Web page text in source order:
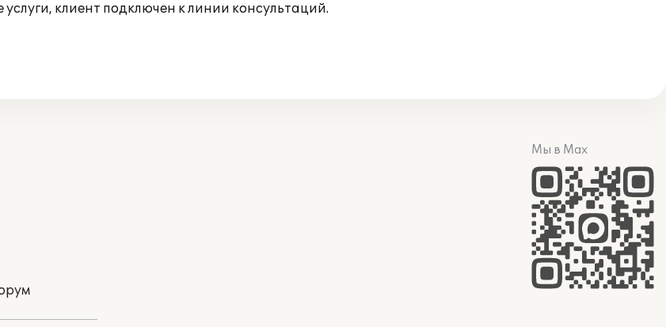
клиент подключен к линии консультаций.
Мы в Max